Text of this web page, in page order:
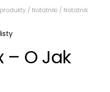
/ Notatniki / Notatnik
– O Jak